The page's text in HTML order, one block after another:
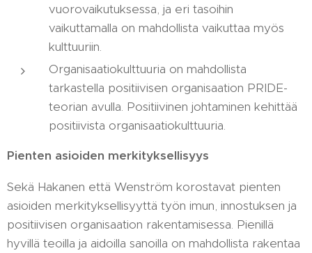
vuorovaikutuksessa, ja eri tasoihin
vaikuttamalla on mahdollista vaikuttaa myös
kulttuuriin.
Organisaatiokulttuuria on mahdollista
tarkastella positiivisen organisaation PRIDE-
teorian avulla. Positiivinen johtaminen kehittää
positiivista organisaatiokulttuuria.
Pienten asioiden merkityksellisyys
Sekä Hakanen että Wenström korostavat pienten
asioiden merkityksellisyyttä työn imun, innostuksen ja
positiivisen organisaation rakentamisessa. Pienillä
hyvillä teoilla ja aidoilla sanoilla on mahdollista rakentaa